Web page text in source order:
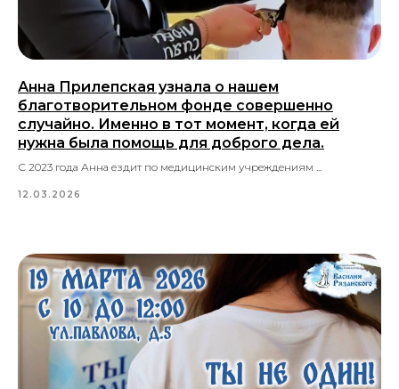
Анна Прилепская узнала о нашем
благотворительном фонде совершенно
случайно. Именно в тот момент, когда ей
нужна была помощь для доброго дела.
С 2023 года Анна ездит по медицинским учреждениям ...
12.03.2026